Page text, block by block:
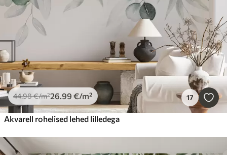
44.98€/m²26.99 €/m² 17
Akvarell rohelised lehed lilledega